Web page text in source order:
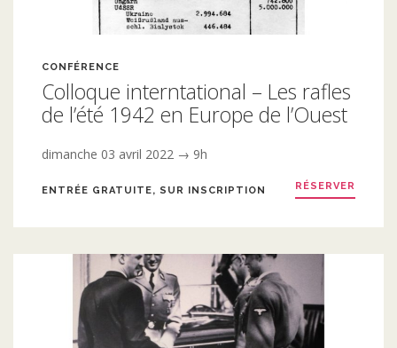
CONFÉRENCE
Colloque interntational – Les rafles
de l’été 1942 en Europe de l’Ouest
dimanche 03 avril 2022 → 9h
ENTRÉE GRATUITE, SUR INSCRIPTION RÉSERVER